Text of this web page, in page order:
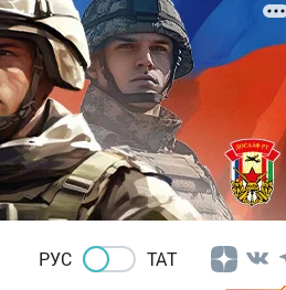
РУС ТАТ